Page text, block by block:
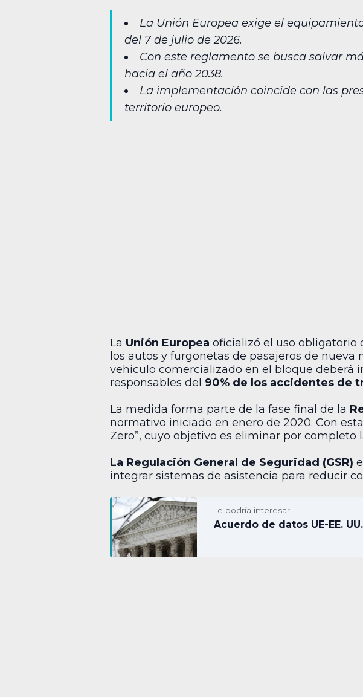
La Unión Europea exige el
del 7 de julio de 2026.
Con este reglamento se busca salvar
hacia el año 2038.
La implementación coincide con las
territorio europeo.
La Unión Europea oficializó el uso obligatorio
los autos y furgonetas de pasajeros de nueva
vehículo comercializado en el bloque deberá
responsables del 90% de los accidentes de
La medida forma parte de la fase final de la
normativo iniciado en enero de 2020. Con
Zero”, cuyo objetivo es eliminar por completo
La Regulación General de Seguridad (GSR)
integrar sistemas de asistencia para reducir
Te podría interesar:
Acuerdo de datos UE-EE.